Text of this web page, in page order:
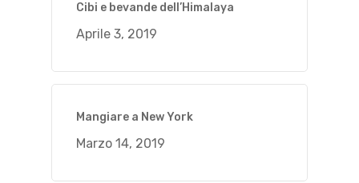
Cibi e bevande dell’Himalaya
Aprile 3, 2019
Mangiare a New York
Marzo 14, 2019